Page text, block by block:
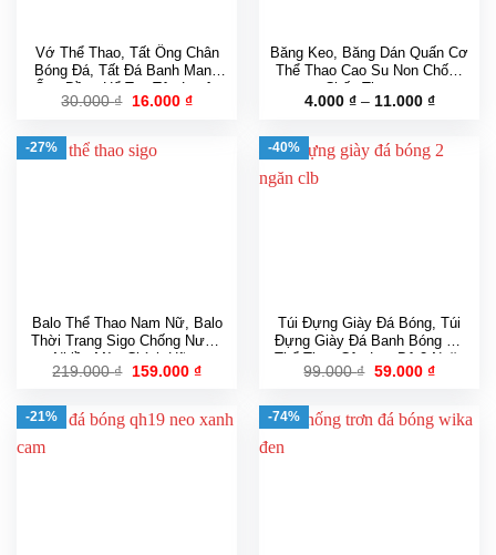
Vớ Thể Thao, Tất Ống Chân
Bóng Đá, Tất Đá Banh Mang
Ống Đồng Hổ Trợ Tập Luyện
30.000₫
Giá
30.000 ₫.
16.000 ₫Giá
Băng Keo, Băng Dán Quấn Cơ
Thể Thao Cao Su Non Chống
Chấn Thương
4.000 ₫ – 11.000 ₫Khoảng
4.000 ₫
đến
-27%
Balo Thể Thao Nam Nữ, Balo
Thời Trang Sigo Chống Nước
Nhiều Màu Chính Hãng
219.000₫
Giá
219.000 ₫.
159.000 ₫Giá
là:
159.000 ₫.
-40%
Túi Đựng Giày Đá Bóng, Túi
Đựng Giày Đá Banh Bóng Đá
Thể Thao Câu Lạc Bộ 2 Ngăn
99.000₫ Giá
99.000 ₫.
59.000 ₫Giá
là:
59.000
-21% -74%